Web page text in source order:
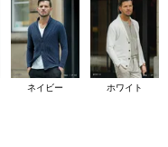
ネイビー ホワイト